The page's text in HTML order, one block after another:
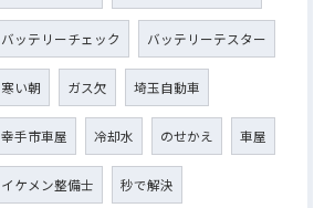
バッテリーチェック バッテリーテスター
寒い朝 ガス欠 埼玉自動車
幸手市車屋 冷却水 のせかえ 車屋
イケメン整備士 秒で解決